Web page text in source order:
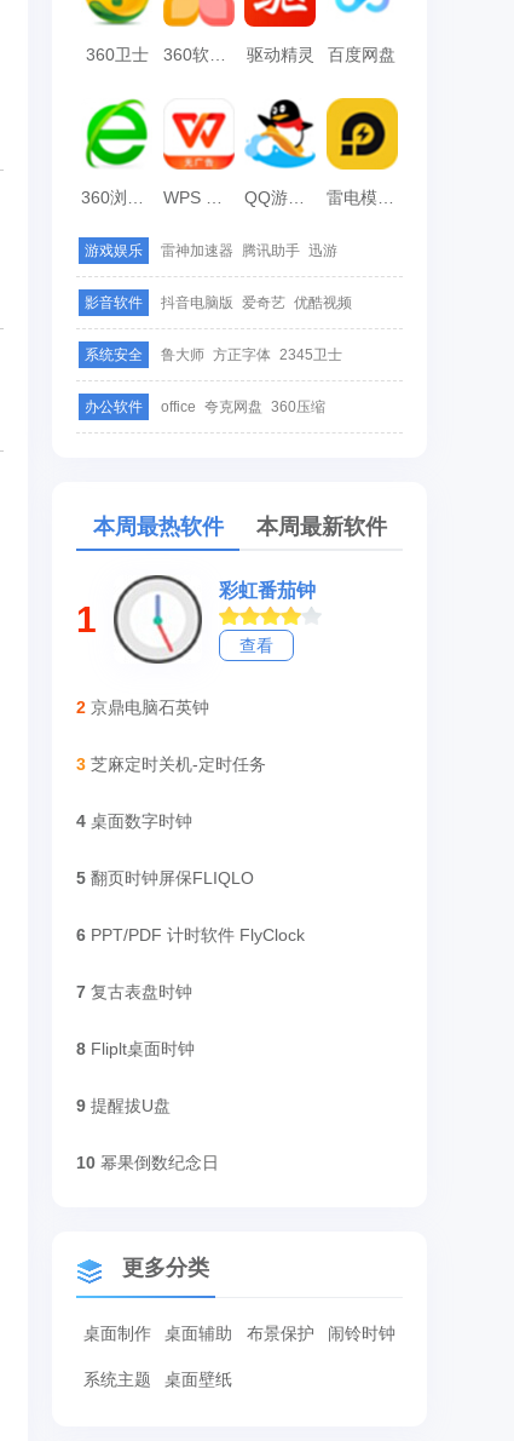
360卫士 360软件管家 驱动精灵 百度网盘
雷电模拟器
游戏娱乐 雷神加速器 腾讯助手 迅游
影音软件 抖音电脑版 爱奇艺 优酷视频
系统安全 鲁大师 方正字体 2345卫士
办公软件 office 夸克网盘 360压缩
本周最热软件 本周最新软件
1
彩虹番茄钟
查看
2 京鼎电脑石英钟
3 芝麻定时关机-定时任务
4 桌面数字时钟
5 翻页时钟屏保FLIQLO
6 PPT/PDF 计时软件 FlyClock
7 复古表盘时钟
8 Fliplt桌面时钟
9 提醒拔U盘
10 幂果倒数纪念日
更多分类
桌面制作 桌面辅助 布景保护 闹铃时钟
系统主题 桌面壁纸